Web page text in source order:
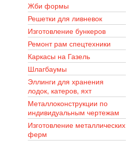
Жби формы
Решетки для ливневок
Изготовление бункеров
Ремонт рам спецтехники
Каркасы на Газель
Шлагбаумы
Эллинги для хранения
лодок, катеров, яхт
Металлоконструкции по
индивидуальным чертежам
Изготовление металлических
ферм